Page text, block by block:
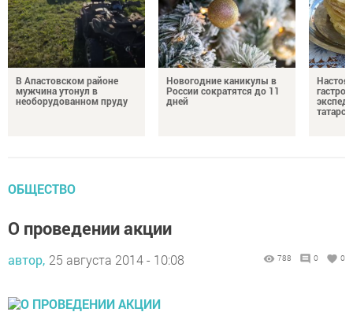
В Апастовском районе
мужчина утонул в
необорудованном пруду
Новогодние каникулы в
России сократятся до 11
дней
ОБЩЕСТВО
О проведении акции
автор, 25 августа 2014 - 10:08 788 0 0